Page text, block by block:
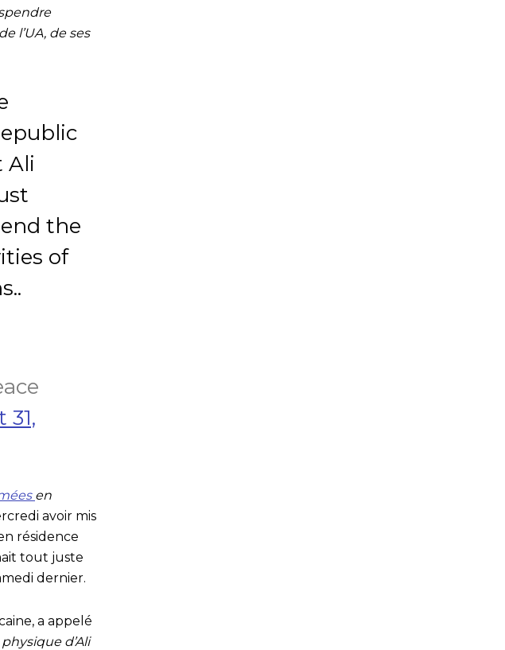
l’UA, de ses
Ali
the
of
en
avoir mis
résidence
tout juste
dernier.
a appelé
d’Ali